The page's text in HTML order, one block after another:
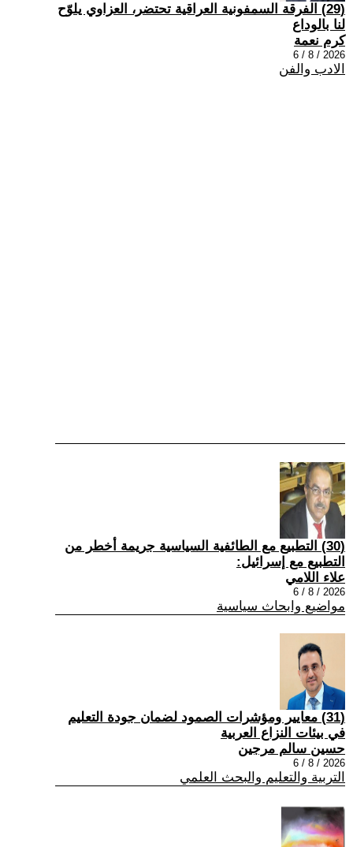
(29) الفرقة السمفونية العراقية تحتضر، العزاوي يلوّح
لنا بالوداع
كرم نعمة
2026 / 8 / 6
الادب والفن
(30) التطبيع مع الطائفية السياسية جريمة أخطر من
التطبيع مع إسرائيل:
علاء اللامي
2026 / 8 / 6
مواضيع وابحاث سياسية
(31) معايير ومؤشرات الصمود لضمان جودة التعليم
في بيئات النزاع العربية
حسين سالم مرجين
2026 / 8 / 6
التربية والتعليم والبحث العلمي